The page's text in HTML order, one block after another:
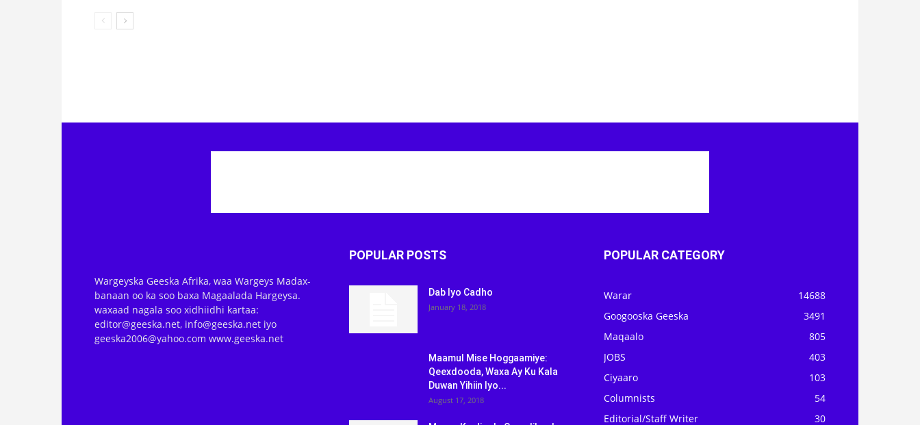
banaan oo ka soo baxa Magaalada Hargeysa.
waxaad nagala soo xidhiidhi kartaa:
editor@geeska.net, info@geeska.net iyo
geeska2006@yahoo.com www.geeska.net
January 18, 2018
Qeexdooda, Waxa Ay Ku Kala
Duwan Yihiin Iyo...
August 17, 2018
Googooska Geeska
3491
Maqaalo
805
JOBS
403
Ciyaaro
103
Columnists
54
Editorial/Staff Writer
30